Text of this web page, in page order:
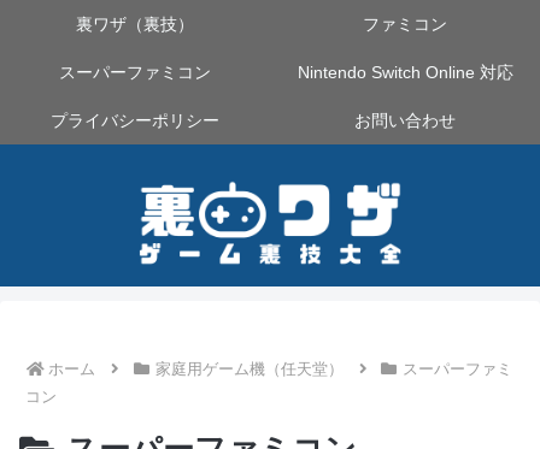
裏ワザ（裏技） ファミコン
スーパーファミコン Nintendo Switch Online 対応
プライバシーポリシー お問い合わせ
ホーム 家庭用ゲーム機（任天堂）
スーパーファミ
コン